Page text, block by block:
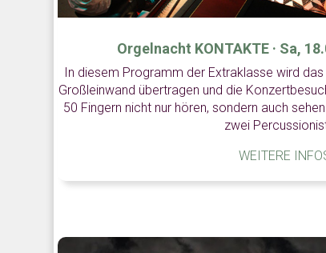
Orgelnacht KONTAKTE · Sa,
In diesem Programm der Extraklasse wird
Großleinwand übertragen und die
50 Fingern nicht nur hören, sondern auch
zwei
WEITERE